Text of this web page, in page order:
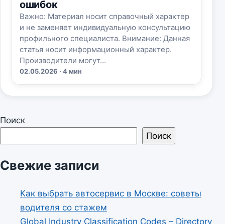
ошибок
Важно: Материал носит справочный характер
и не заменяет индивидуальную консультацию
профильного специалиста. Внимание: Данная
статья носит информационный характер.
Производители могут…
02.05.2026 · 4 мин
Поиск
Поиск
Свежие записи
Как выбрать автосервис в Москве: советы
водителя со стажем
Global Industry Classification Codes – Directory